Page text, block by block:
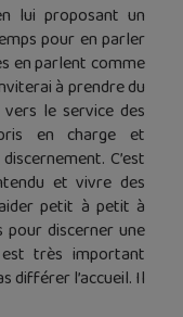
lui proposant un
pour en parler
en parlent comme
à prendre du
le service des
en charge et
C’est
et vivre des
petit à petit à
discerner une
très important
différer l’accueil. Il